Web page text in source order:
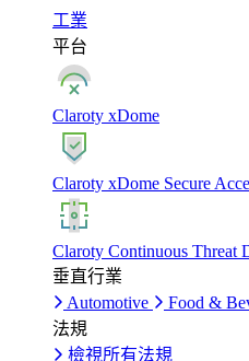
工業
平台
Claroty xDome
Claroty xDome Secure
Claroty Continuous Threat
垂直行業
Automotive
Food &
法規
檢視所有法規